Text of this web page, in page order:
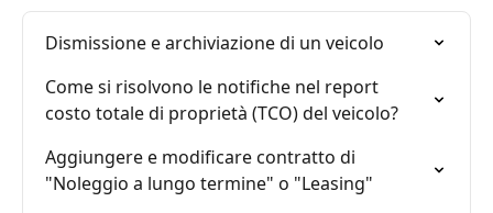
Dismissione e archiviazione di un veicolo
Come si risolvono le notifiche nel report
costo totale di proprietà (TCO) del veicolo?
Aggiungere e modificare contratto di
"Noleggio a lungo termine" o "Leasing"